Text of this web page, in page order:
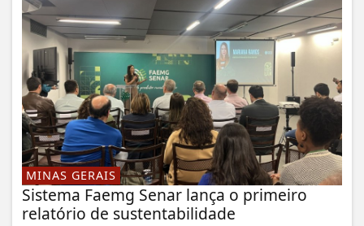
MINAS GERAIS
Sistema Faemg Senar lança o primeiro
relatório de sustentabilidade